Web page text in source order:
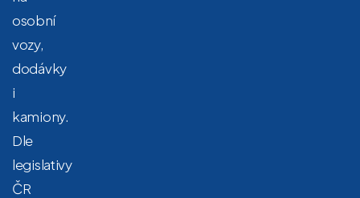
osobní
vozy,
dodávky
i
kamiony.
Dle
legislativy
ČR